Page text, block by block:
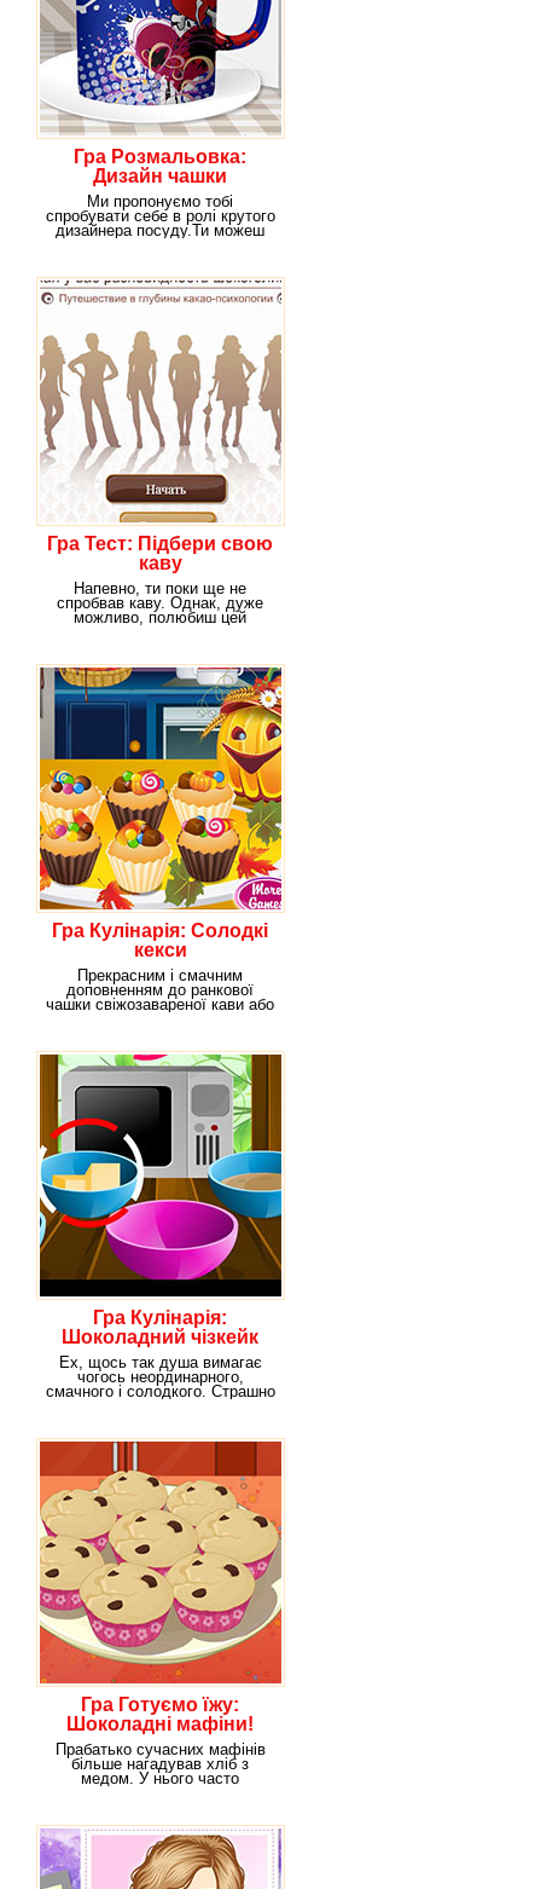
Гра Розмальовка:
Дизайн чашки
Ми пропонуємо тобі
спробувати себе в ролі крутого
дизайнера посуду.Ти можеш
Гра Тест: Підбери свою
каву
Напевно, ти поки ще не
спробвав каву. Однак, дуже
можливо, полюбиш цей
Гра Кулінарія: Солодкі
кекси
Прекрасним і смачним
доповненням до ранкової
чашки свіжозавареної кави або
Гра Кулінарія:
Шоколадний чізкейк
Ех, щось так душа вимагає
чогось неординарного,
смачного і солодкого. Страшно
Гра Готуємо їжу:
Шоколадні мафіни!
Прабатько сучасних мафінів
більше нагадував хліб з
медом. У нього часто